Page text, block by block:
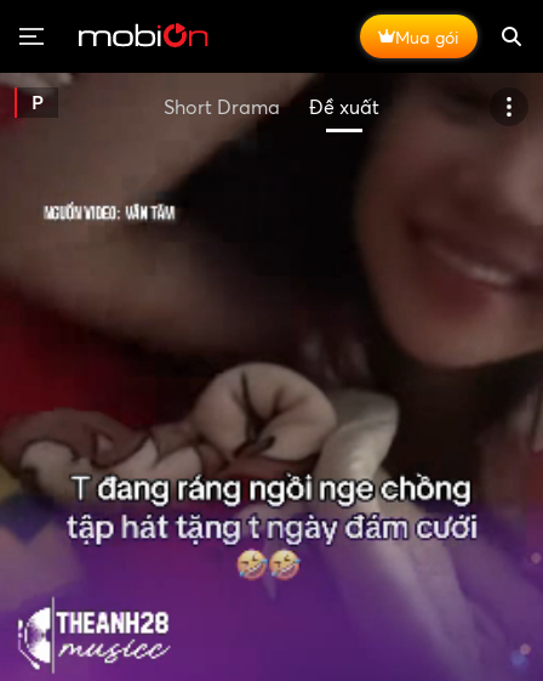
Mua gói
Short Drama Đề xuất
P